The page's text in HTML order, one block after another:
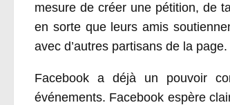
mesure de créer une pétition, de
en sorte que leurs amis
avec d’autres partisans de la
Facebook a déjà un pouvoir
événements. Facebook espère